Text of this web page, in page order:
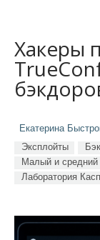
Хакеры
Екатерина
Эксплойты
Малый и средний
Лаборатория